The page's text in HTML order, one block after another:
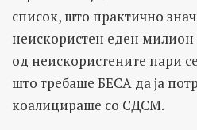
список, што практично
неискористен еден милион
од неискористените пари
што требаше БЕСА да ја
коалицираше со СДСМ.